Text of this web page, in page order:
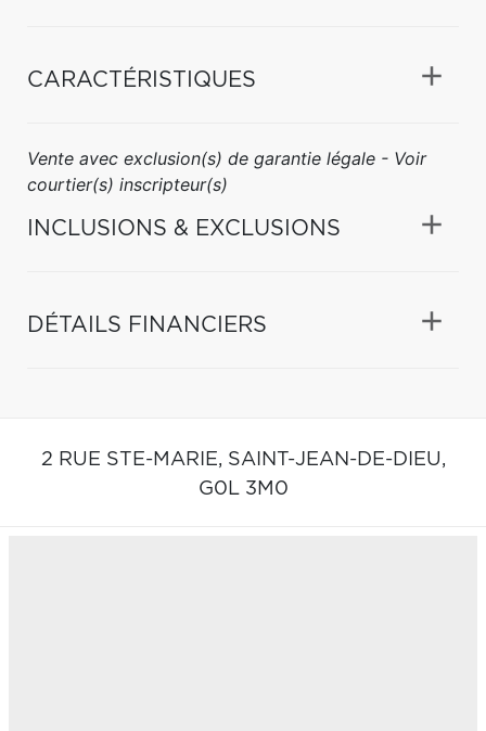
CARACTÉRISTIQUES
Vente avec exclusion(s) de garantie légale - Voir
courtier(s) inscripteur(s)
INCLUSIONS & EXCLUSIONS
DÉTAILS FINANCIERS
2 RUE STE-MARIE, SAINT-JEAN-DE-DIEU,
G0L 3M0